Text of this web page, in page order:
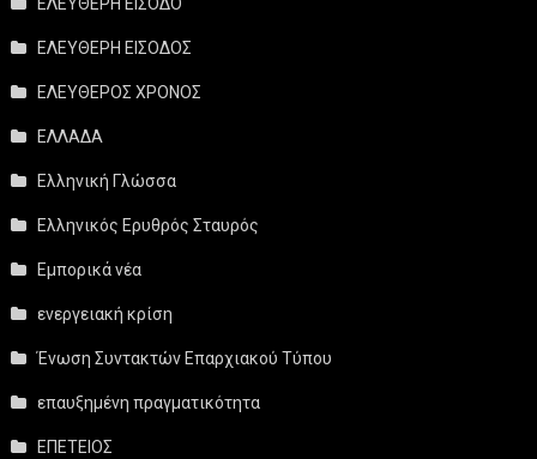
ΕΛΕΥΘΕΡΗ ΕΙΣΟΔΟ
ΕΛΕΥΘΕΡΗ ΕΙΣΟΔΟΣ
ΕΛΕΥΘΕΡΟΣ ΧΡΟΝΟΣ
ΕΛΛΑΔΑ
Ελληνική Γλώσσα
Ελληνικός Ερυθρός Σταυρός
Εμπορικά νέα
ενεργειακή κρίση
Ένωση Συντακτών Επαρχιακού Τύπου
επαυξημένη πραγματικότητα
ΕΠΕΤΕΙΟΣ